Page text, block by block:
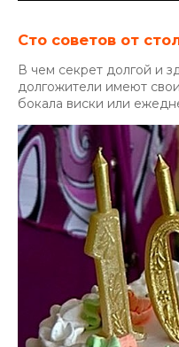
Сто советов от
В чем секрет долгой и
долгожители имеют
бокала виски или